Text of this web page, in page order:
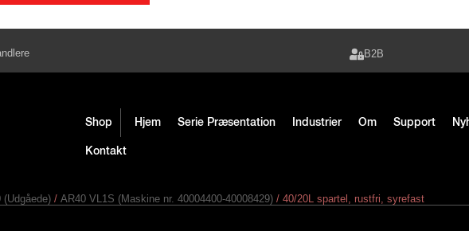
B2B
Shop Hjem Serie Præsentation Industrier Om Support
Kontakt
(Udgåede) / AR40 VL1S (Maskine nr. 40004400-40008429) / 40/20L spartel, rustfri, syrefast